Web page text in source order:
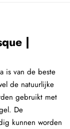
|
is van de beste
de natuurlijke
gebruikt met
De
kunnen worden